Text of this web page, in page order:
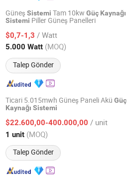
Güneş Sistemi Tam 10kw Güç Kaynağı
Sistemi Piller Güneş Panelleri
$0,7-1,3 / Watt
5.000 Watt (MOQ)
Talep Gönder
Ltd.
Fiyat 2019
Ticari 5.015mwh Güneş Paneli Akü Güç
Kaynağı Sistemi
$22.600,00-400.000,00 / unit
1 unit (MOQ)
Talep Gönder
Technology Co., Ltd.
Fiyat 2025